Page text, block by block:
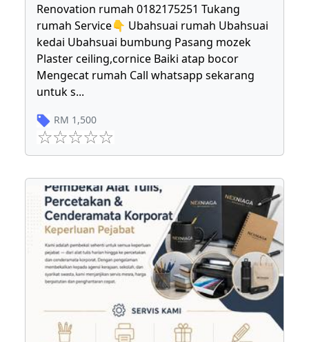
Renovation rumah 0182175251 Tukang
rumah Service👇 Ubahsuai rumah Ubahsuai
kedai Ubahsuai bumbung Pasang mozek
Plaster ceiling,cornice Baiki atap bocor
Mengecat rumah Call whatsapp sekarang
untuk s...
RM 1,500